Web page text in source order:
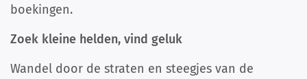
boekingen.
Zoek kleine helden, vind geluk
Wandel door de straten en steegjes van de